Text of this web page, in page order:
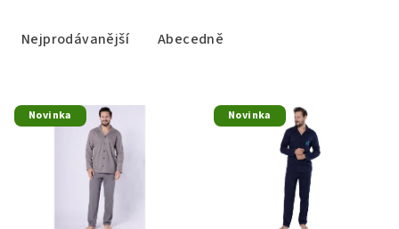
p
Nejprodávanější Abecedně
V
ý
Novinka Novinka